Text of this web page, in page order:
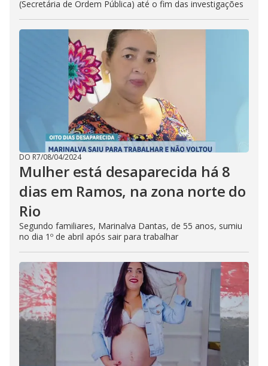
(Secretária de Ordem Pública) até o fim das investigações
DO R7/08/04/2024
Mulher está desaparecida há 8
dias em Ramos, na zona norte do
Rio
Segundo familiares, Marinalva Dantas, de 55 anos, sumiu
no dia 1º de abril após sair para trabalhar